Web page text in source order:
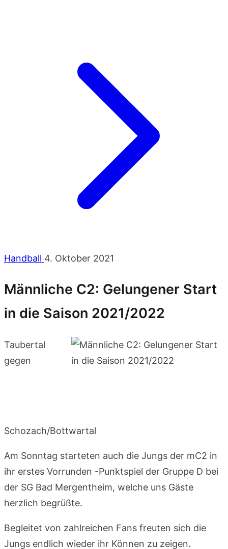
Handball 4. Oktober 2021
Männliche C2: Gelungener Start
in die Saison 2021/2022
Taubertal
gegen
Schozach/Bottwartal
Am Sonntag starteten auch die Jungs der mC2 in
ihr erstes Vorrunden -Punktspiel der Gruppe D bei
der SG Bad Mergentheim, welche uns Gäste
herzlich begrüßte.
Begleitet von zahlreichen Fans freuten sich die
Jungs endlich wieder ihr Können zu zeigen.